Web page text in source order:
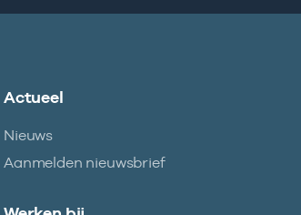
Actueel
Nieuws
Aanmelden nieuwsbrief